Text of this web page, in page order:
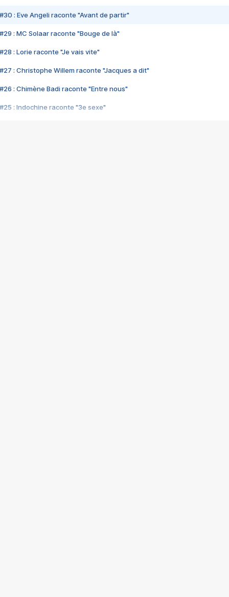
#30 : Eve Angeli raconte "Avant de partir"
#29 : MC Solaar raconte "Bouge de là"
#28 : Lorie raconte "Je vais vite"
#27 : Christophe Willem raconte "Jacques a dit"
#26 : Chimène Badi raconte "Entre nous"
#25 : Indochine raconte "3e sexe"